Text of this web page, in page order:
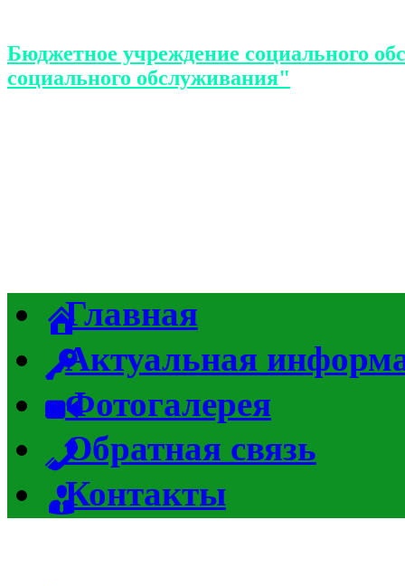
Бюджетное учреждение социального
социального обслуживания"
Главная
Актуальная
Фотогалерея
Обратная связь
Контакты